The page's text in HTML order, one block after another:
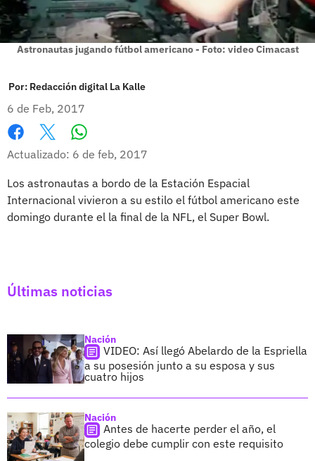
Astronautas jugando fútbol americano - Foto: video Cimacast
Por: Redacción digital La Kalle
6 de Feb, 2017
Facebook
X
Actualizado: 6 de feb, 2017
Los astronautas a bordo de la Estación Espacial
Internacional vivieron a su estilo el fútbol americano este
domingo durante el la final de la NFL, el Super Bowl.
Últimas noticias
Nación
VIDEO: Así llegó Abelardo de la Espriella
a su posesión junto a su esposa y sus
cuatro hijos
Nación
Antes de hacerte perder el año, el
colegio debe cumplir con este requisito